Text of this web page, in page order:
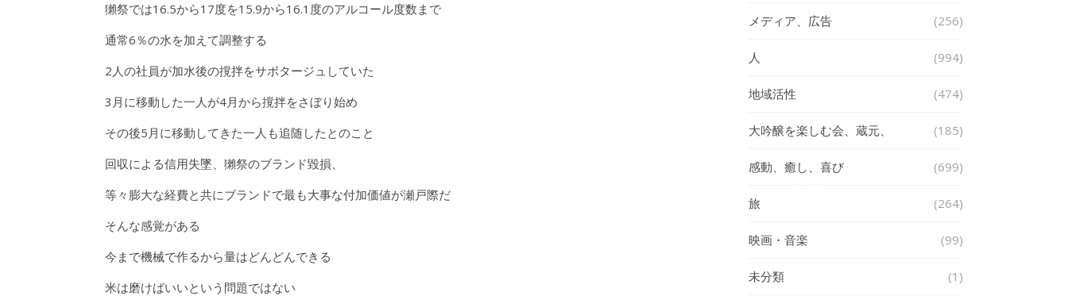
獺祭では16.5から17度を15.9から16.1度のアルコール度数まで
通常6％の水を加えて調整する
2人の社員が加水後の撹拌をサボタージュしていた
3月に移動した一人が4月から撹拌をさぼり始め
その後5月に移動してきた一人も追随したとのこと
回収による信用失墜、獺祭のブランド毀損、
等々膨大な経費と共にブランドで最も大事な付加価値が瀬戸際だ
そんな感覚がある
今まで機械で作るから量はどんどんできる
米は磨けばいいという問題ではない
メディア、広告 (256)
人 (994)
地域活性 (474)
大吟醸を楽しむ会、蔵元、 (185)
感動、癒し、喜び (699)
旅 (264)
映画・音楽 (99)
未分類 (1)